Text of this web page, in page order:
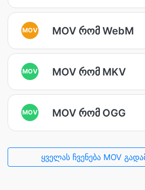
MOV MOV რომ WebM
MOV MOV რომ MKV
MOV MOV რომ OGG
ყველას ჩვენება MOV